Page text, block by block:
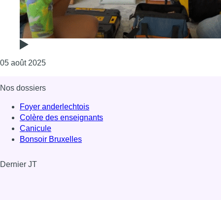
05 août 2025Consulter l'article "Série d’été “I.els font
Nos dossiers
Foyer anderlechtois
Colère des enseignants
Canicule
Bonsoir Bruxelles
Dernier JT